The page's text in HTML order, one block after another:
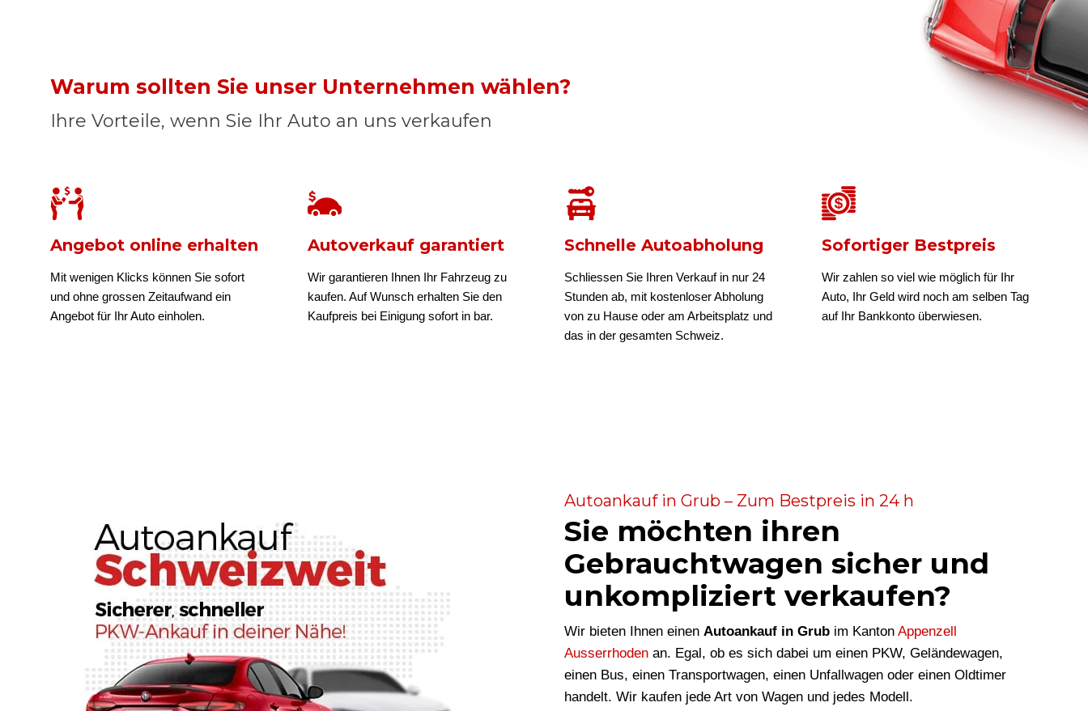
Warum sollten Sie unser Unternehmen wählen?
Ihre Vorteile, wenn Sie Ihr Auto an uns verkaufen
Angebot online erhalten
Mit wenigen Klicks können Sie sofort
und ohne grossen Zeitaufwand ein
Angebot für Ihr Auto einholen.
Autoverkauf garantiert
Wir garantieren Ihnen Ihr Fahrzeug zu
kaufen. Auf Wunsch erhalten Sie den
Kaufpreis bei Einigung sofort in bar.
Schnelle Autoabholung
Schliessen Sie Ihren Verkauf in nur 24
Stunden ab, mit kostenloser Abholung
von zu Hause oder am Arbeitsplatz und
das in der gesamten Schweiz.
Sofortiger Bestpreis
Wir zahlen so viel wie möglich für Ihr
Auto, Ihr Geld wird noch am selben Tag
auf Ihr Bankkonto überwiesen.
Autoankauf in Grub – Zum Bestpreis in 24 h
Sie möchten ihren
Gebrauchtwagen sicher und
unkompliziert verkaufen?
Wir bieten Ihnen einen Autoankauf in Grub im Kanton Appenzell
Ausserrhoden an. Egal, ob es sich dabei um einen PKW, Geländewagen,
einen Bus, einen Transportwagen, einen Unfallwagen oder einen Oldtimer
handelt. Wir kaufen jede Art von Wagen und jedes Modell.